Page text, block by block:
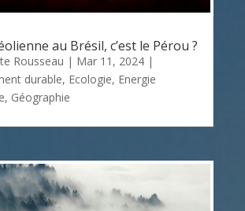
au Brésil, c’est le Pérou ?
Rousseau | Mar 11, 2024 |
durable, Ecologie, Energie
, Géographie